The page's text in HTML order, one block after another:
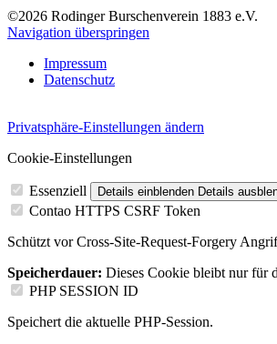
©2026 Rodinger Burschenverein 1883 e.V.
Navigation überspringen
Impressum
Datenschutz
Privatsphäre-Einstellungen ändern
Cookie-Einstellungen
Essenziell Details einblenden Details
Contao HTTPS CSRF Token
Schützt vor Cross-Site-Request-Forgery
Speicherdauer: Dieses Cookie bleibt nur für
PHP SESSION ID
Speichert die aktuelle PHP-Session.